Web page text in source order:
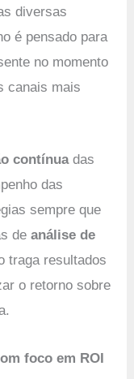
diversas
é pensado para
no momento
canais mais
contínuadas
das
sempre que
deanálise de
traga resultados
o retorno sobre
foco em ROI